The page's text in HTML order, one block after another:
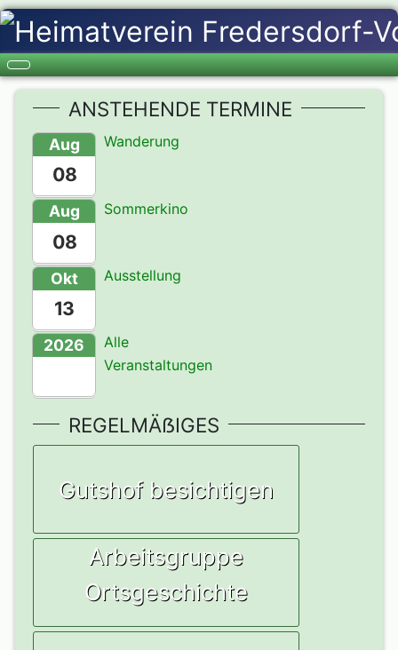
ANSTEHENDE TERMINE
Aug
08
Wanderung
Aug
08
Sommerkino
Okt
13
Ausstellung
2026
Alle
Veranstaltungen
REGELMÄẞIGES
Gutshof besichtigen
Arbeitsgruppe
Ortsgeschichte